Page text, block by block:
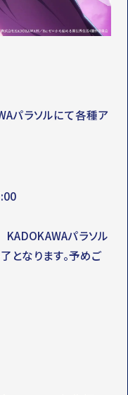
パラソルにて各種ア
パラソル
となります。予めご